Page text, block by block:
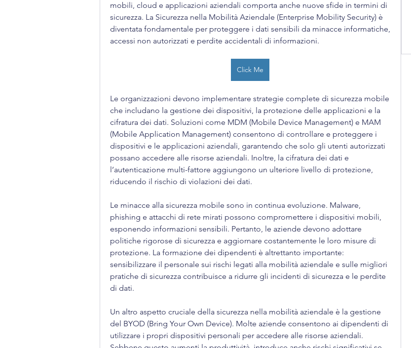
mobili, cloud e applicazioni aziendali comporta anche nuove sfide in termini di
sicurezza. La Sicurezza nella Mobilità Aziendale (Enterprise Mobility Security) è
diventata fondamentale per proteggere i dati sensibili da minacce informatiche,
accessi non autorizzati e perdite accidentali di informazioni.
Click Me
Le organizzazioni devono implementare strategie complete di sicurezza mobile
che includano la gestione dei dispositivi, la protezione delle applicazioni e la
cifratura dei dati. Soluzioni come MDM (Mobile Device Management) e MAM
(Mobile Application Management) consentono di controllare e proteggere i
dispositivi e le applicazioni aziendali, garantendo che solo gli utenti autorizzati
possano accedere alle risorse aziendali. Inoltre, la cifratura dei dati e
l’autenticazione multi-fattore aggiungono un ulteriore livello di protezione,
riducendo il rischio di violazioni dei dati.
Le minacce alla sicurezza mobile sono in continua evoluzione. Malware,
phishing e attacchi di rete mirati possono compromettere i dispositivi mobili,
esponendo informazioni sensibili. Pertanto, le aziende devono adottare
politiche rigorose di sicurezza e aggiornare costantemente le loro misure di
protezione. La formazione dei dipendenti è altrettanto importante:
sensibilizzare il personale sui rischi legati alla mobilità aziendale e sulle migliori
pratiche di sicurezza contribuisce a ridurre gli incidenti di sicurezza e le perdite
di dati.
Un altro aspetto cruciale della sicurezza nella mobilità aziendale è la gestione
del BYOD (Bring Your Own Device). Molte aziende consentono ai dipendenti di
utilizzare i propri dispositivi personali per accedere alle risorse aziendali.